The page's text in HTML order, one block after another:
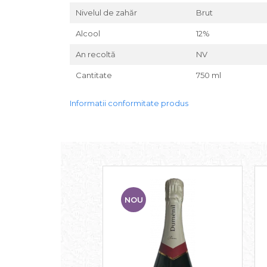
Nivelul de zahăr Brut
Alcool 12%
An recoltă NV
Cantitate 750 ml
Informatii conformitate produs
NOU